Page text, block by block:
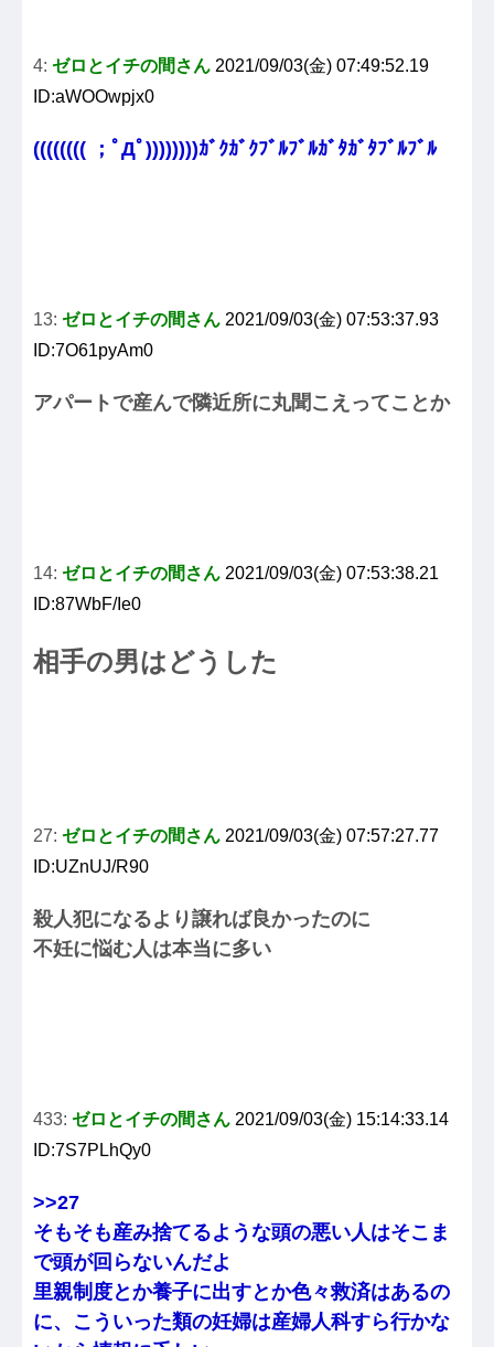
4: ゼロとイチの間さん 2021/09/03(金) 07:49:52.19
ID:aWOOwpjx0
(((((((( ；ﾟДﾟ))))))))ｶﾞｸｶﾞｸﾌﾞﾙﾌﾞﾙｶﾞﾀｶﾞﾀﾌﾞﾙﾌﾞﾙ
13: ゼロとイチの間さん 2021/09/03(金) 07:53:37.93
ID:7O61pyAm0
アパートで産んで隣近所に丸聞こえってことか
14: ゼロとイチの間さん 2021/09/03(金) 07:53:38.21
ID:87WbF/Ie0
相手の男はどうした
27: ゼロとイチの間さん 2021/09/03(金) 07:57:27.77
ID:UZnUJ/R90
殺人犯になるより譲れば良かったのに
不妊に悩む人は本当に多い
433: ゼロとイチの間さん 2021/09/03(金) 15:14:33.14
ID:7S7PLhQy0
>>27
そもそも産み捨てるような頭の悪い人はそこま
で頭が回らないんだよ
里親制度とか養子に出すとか色々救済はあるの
に、こういった類の妊婦は産婦人科すら行かな